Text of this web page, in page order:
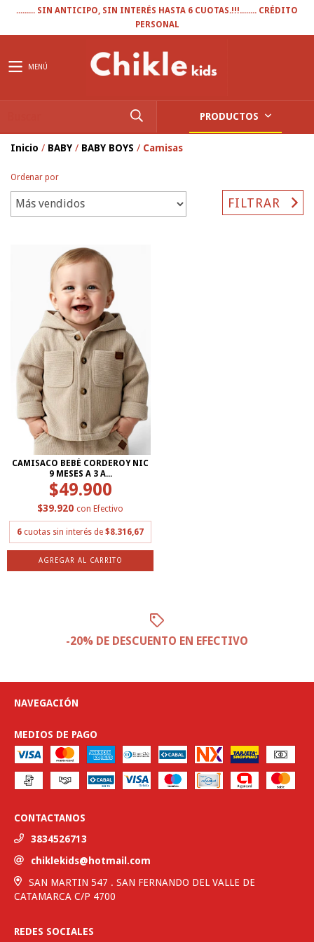
......... SIN ANTICIPO, SIN INTERÉS HASTA 6 CUOTAS.!!!........ CRÉDITO
PERSONAL
MENÚ
PRODUCTOS
Inicio / BABY / BABY BOYS / Camisas
Ordenar por
FILTRAR
CAMISACO BEBÉ CORDEROY NIC
9 MESES A 3 A...
$49.900
$39.920 con Efectivo
6 cuotas sin interés de $8.316,67
AGREGAR AL CARRITO
-20% DE DESCUENTO EN EFECTIVO
NAVEGACIÓN
MEDIOS DE PAGO
CONTACTANOS
3834526713
chiklekids@hotmail.com
SAN MARTIN 547 . SAN FERNANDO DEL VALLE DE
CATAMARCA C/P 4700
REDES SOCIALES